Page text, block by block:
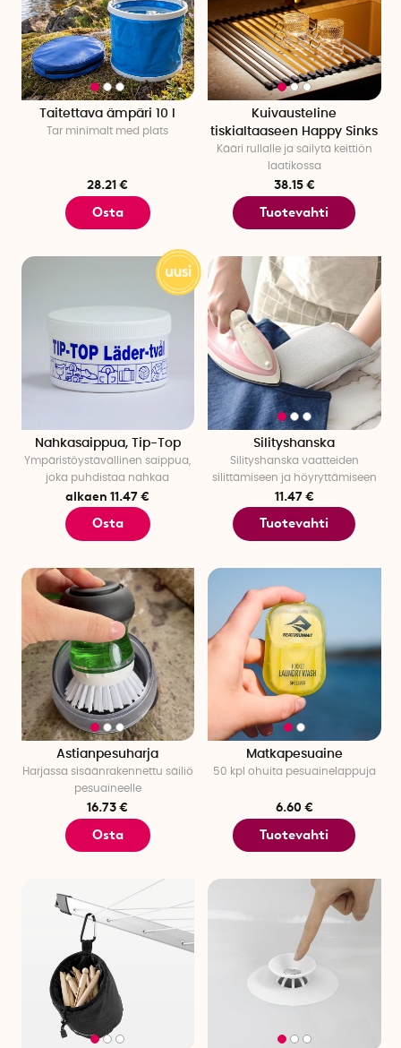
Taitettava ämpäri 10 l
Tar minimalt med plats
28.21 €
Osta
Kuivausteline
tiskialtaaseen Happy Sinks
Kääri rullalle ja säilytä keittiön
laatikossa
38.15 €
Tuotevahti
Nahkasaippua, Tip-Top
Ympäristöystävällinen saippua,
joka puhdistaa nahkaa
alkaen 11.47 €
Osta
Silityshanska
Silityshanska vaatteiden
silittämiseen ja höyryttämiseen
11.47 €
Tuotevahti
Astianpesuharja
Harjassa sisäänrakennettu säiliö
pesuaineelle
16.73 €
Osta
Matkapesuaine
50 kpl ohuita pesuainelappuja
6.60 €
Tuotevahti